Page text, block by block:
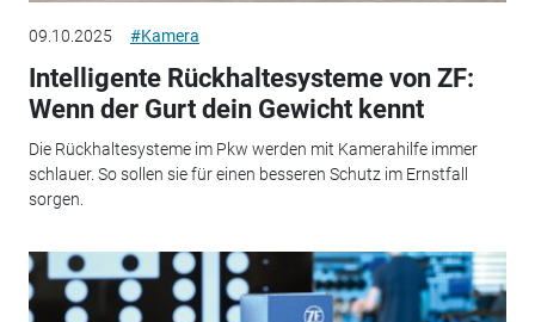
09.10.2025 #Kamera
Intelligente Rückhaltesysteme von ZF:
Wenn der Gurt dein Gewicht kennt
Die Rückhaltesysteme im Pkw werden mit Kamerahilfe immer
schlauer. So sollen sie für einen besseren Schutz im Ernstfall
sorgen.